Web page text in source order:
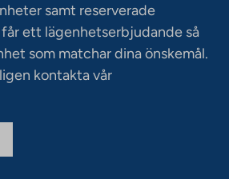
samt reserverade
ett lägenhetserbjudande så
som matchar dina önskemål.
kontakta vår